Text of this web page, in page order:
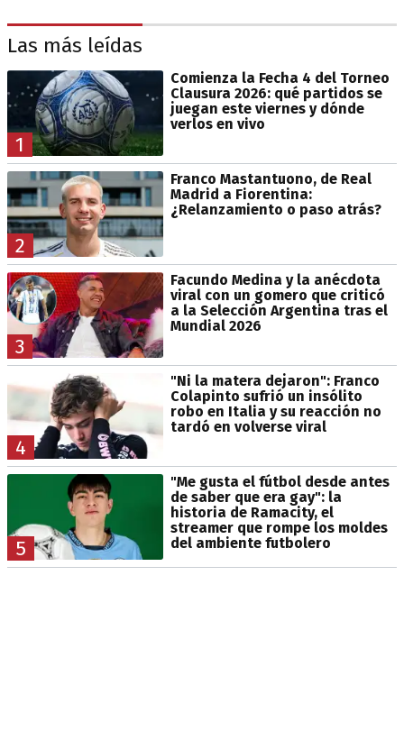
Las más leídas
1
Comienza la Fecha 4 del Torneo
Clausura 2026: qué partidos se
juegan este viernes y dónde
verlos en vivo
2
Franco Mastantuono, de Real
Madrid a Fiorentina:
¿Relanzamiento o paso atrás?
3
Facundo Medina y la anécdota
viral con un gomero que criticó
a la Selección Argentina tras el
Mundial 2026
4
"Ni la matera dejaron": Franco
Colapinto sufrió un insólito
robo en Italia y su reacción no
tardó en volverse viral
5
"Me gusta el fútbol desde antes
de saber que era gay": la
historia de Ramacity, el
streamer que rompe los moldes
del ambiente futbolero